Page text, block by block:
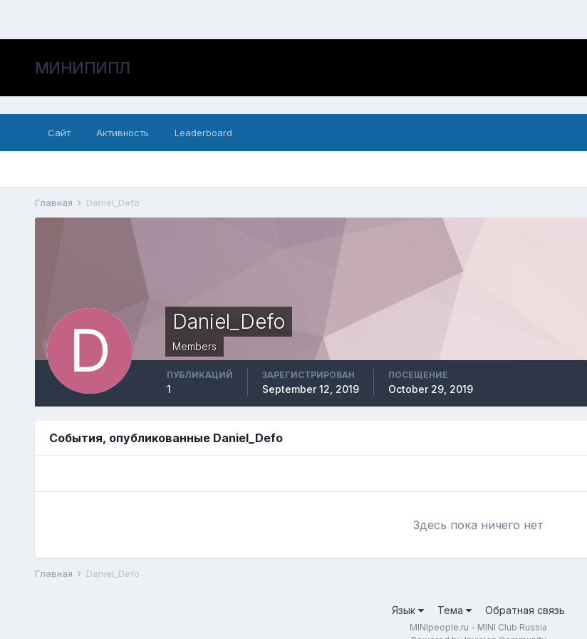
МИНИПИПЛ
Сайт Активность Leaderboard
Главная Daniel_Defo
Daniel_Defo
Members
ПУБЛИКАЦИЙ
1
ЗАРЕГИСТРИРОВАН
September 12, 2019
ПОСЕЩЕНИЕ
October 29, 2019
События, опубликованные Daniel_Defo
Здесь пока ничего нет
Главная Daniel_Defo
Язык Тема Обратная связь
MINIpeople.ru - MINI Club Russia